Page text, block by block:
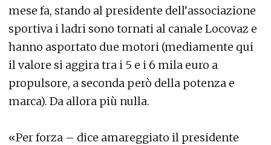
mese fa, stando al presidente dell’associazione
sportiva i ladri sono tornati al canale Locovaz e
hanno asportato due motori (mediamente qui
il valore si aggira tra i 5 e i 6 mila euro a
propulsore, a seconda però della potenza e
marca). Da allora più nulla.
«Per forza – dice amareggiato il presidente